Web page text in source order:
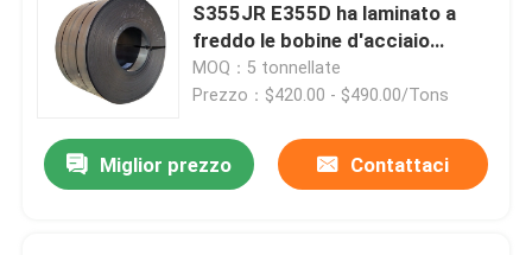
piatto di acciaio al carbonio
Tubo d'acciaio senza cuciture
S355JR E355D ha laminato a
freddo le bobine d'acciaio
2.75mm
MOQ：5 tonnellate
Prezzo：$420.00 - $490.00/Tons
Miglior prezzo Contattaci